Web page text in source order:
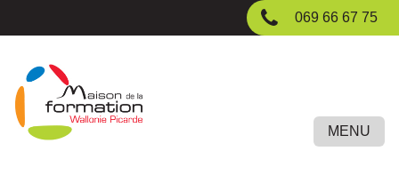
principal
069 66 67 75
MENU